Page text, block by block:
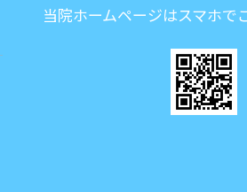
当院ホームページはスマホで